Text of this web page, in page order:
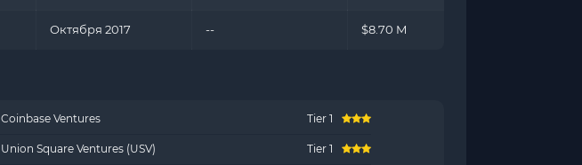
Октября 2017 -- $8.70 M
Coinbase Ventures Tier 1
Union Square Ventures (USV) Tier 1